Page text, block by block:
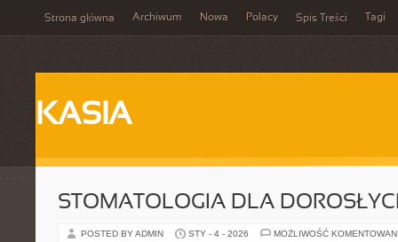
Strona główna Archiwum Nowa Polacy Spis Treści Tagi
KASIA
STOMATOLOGIA DLA
POSTED BY ADMIN STY - 4 - 2026 MOŻLIWOŚĆ